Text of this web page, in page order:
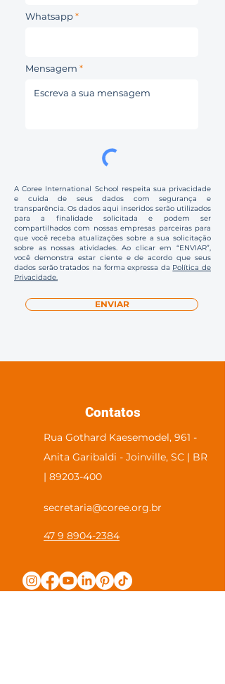
Whatsapp
Mensagem
A Coree International School respeita sua privacidade
e cuida de seus dados com segurança e
transparência. Os dados aqui inseridos serão utilizados
para a finalidade solicitada e podem ser
compartilhados com nossas empresas parceiras para
que você receba atualizações sobre a sua solicitação
sobre as nossas atividades. Ao clicar em “ENVIAR”,
você demonstra estar ciente e de acordo que seus
dados serão tratados na forma expressa da Política de
Privacidade.
ENVIAR
Contatos
Rua Gothard Kaesemodel, 961 -
Anita Garibaldi - Joinville, SC | BR
| 89203-400
secretaria@coree.org.br
47 9 8904-2384